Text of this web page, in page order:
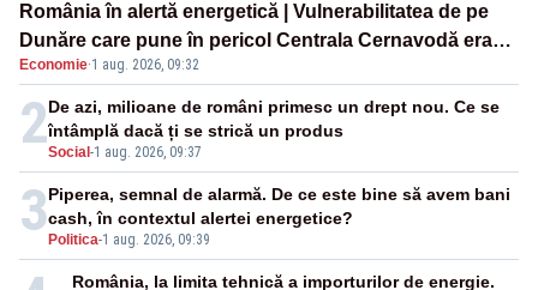
România în alertă energetică | Vulnerabilitatea de pe
Dunăre care pune în pericol Centrala Cernavodă era
cunoscută de pe vremea lui Ceaușescu
Economie·1 aug. 2026, 09:32
2Social -1 aug. 2026, 09:37
De azi, milioane de români primesc un drept nou. Ce se
întâmplă dacă ți se strică un produs
3 Politica-1 aug. 2026, 09:39
Piperea, semnal de alarmă. De ce este bine să avem bani
cash, în contextul alertei energetice?
România, la limita tehnică a importurilor de energie.